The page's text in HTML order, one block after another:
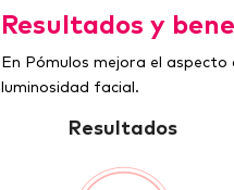
Resultados y
En Pómulos mejora el
luminosidad facial.
Resultados